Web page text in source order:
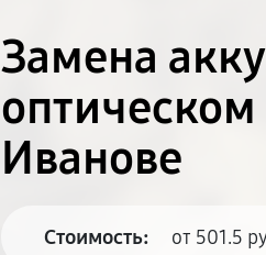
Замена
Иванове
Стоимость: от 501.5